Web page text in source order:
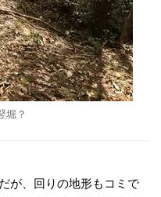
堀？
が、回りの地形もコミで